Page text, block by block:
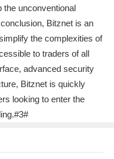
the unconventional
Bitznet is an
the complexities of
to traders of all
advanced security
Bitznet is quickly
looking to enter the